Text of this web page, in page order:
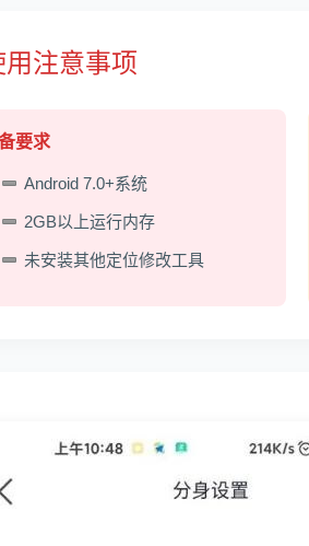
用注意事项
要求
Android 7.0+系统
2GB以上运行内存
未安装其他定位修改工具